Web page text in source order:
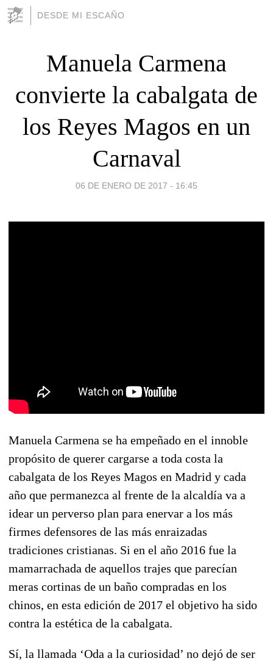
DESDE MI ESCAÑO
Manuela Carmena
convierte la cabalgata de
los Reyes Magos en un
Carnaval
06 DE ENERO DE 2017 - 16:45
Manuela Carmena se ha empeñado en el innoble
propósito de querer cargarse a toda costa la
cabalgata de los Reyes Magos en Madrid y cada
año que permanezca al frente de la alcaldía va a
idear un perverso plan para enervar a los más
firmes defensores de las más enraizadas
tradiciones cristianas. Si en el año 2016 fue la
mamarrachada de aquellos trajes que parecían
meras cortinas de un baño compradas en los
chinos, en esta edición de 2017 el objetivo ha sido
contra la estética de la cabalgata.
Sí, la llamada ‘Oda a la curiosidad’ no dejó de ser